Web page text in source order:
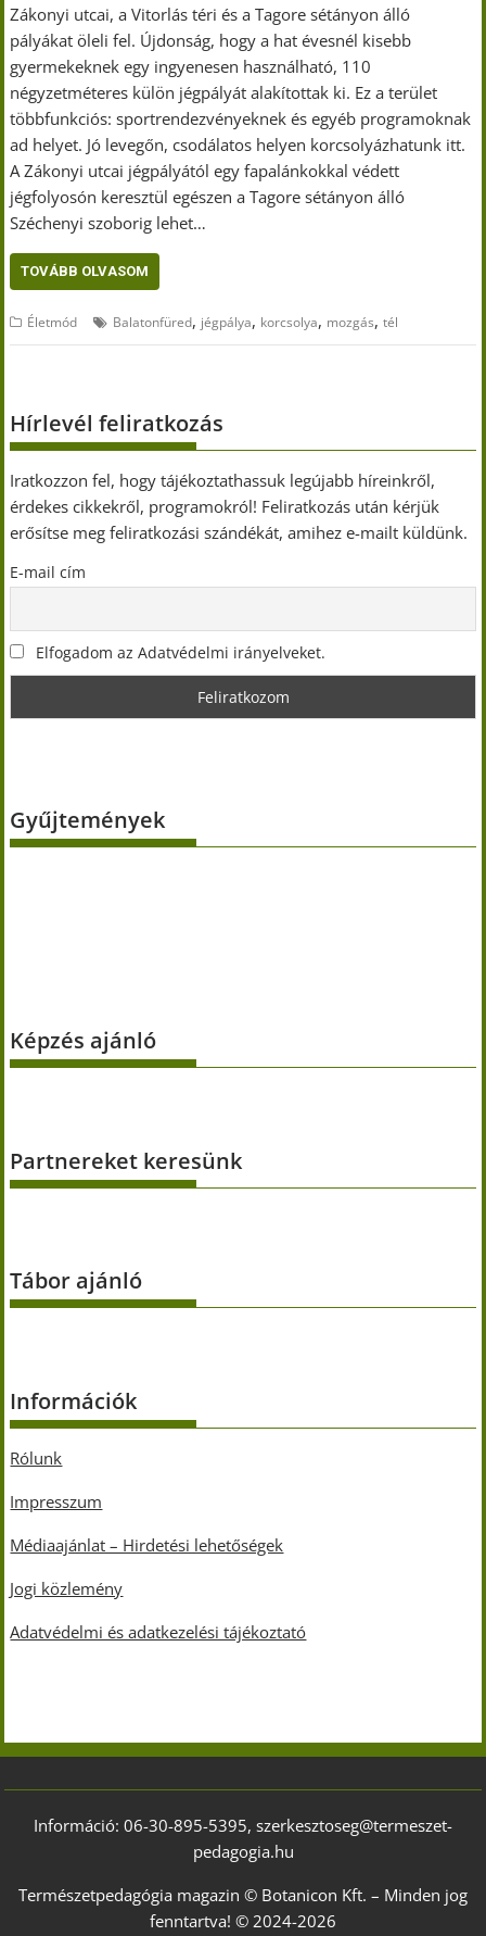
Zákonyi utcai, a Vitorlás téri és a Tagore sétányon álló
pályákat öleli fel. Újdonság, hogy a hat évesnél kisebb
gyermekeknek egy ingyenesen használható, 110
négyzetméteres külön jégpályát alakítottak ki. Ez a terület
többfunkciós: sportrendezvényeknek és egyéb programoknak
ad helyet. Jó levegőn, csodálatos helyen korcsolyázhatunk itt.
A Zákonyi utcai jégpályától egy fapalánkokkal védett
jégfolyosón keresztül egészen a Tagore sétányon álló
Széchenyi szoborig lehet…
TOVÁBB OLVASOM
Életmód Balatonfüred, jégpálya, korcsolya, mozgás,tél
Hírlevél feliratkozás
Iratkozzon fel, hogy tájékoztathassuk legújabb híreinkről,
érdekes cikkekről, programokról! Feliratkozás után kérjük
erősítse meg feliratkozási szándékát, amihez e-mailt küldünk.
E-mail cím
Elfogadom az Adatvédelmi irányelveket.
Gyűjtemények
Képzés ajánló
Partnereket keresünk
Tábor ajánló
Információk
Rólunk
Impresszum
Médiaajánlat – Hirdetési lehetőségek
Jogi közlemény
Adatvédelmi és adatkezelési tájékoztató
Információ: 06-30-895-5395, szerkesztoseg@termeszet-
pedagogia.hu
Természetpedagógia magazin © Botanicon Kft. – Minden jog
fenntartva! © 2024-2026